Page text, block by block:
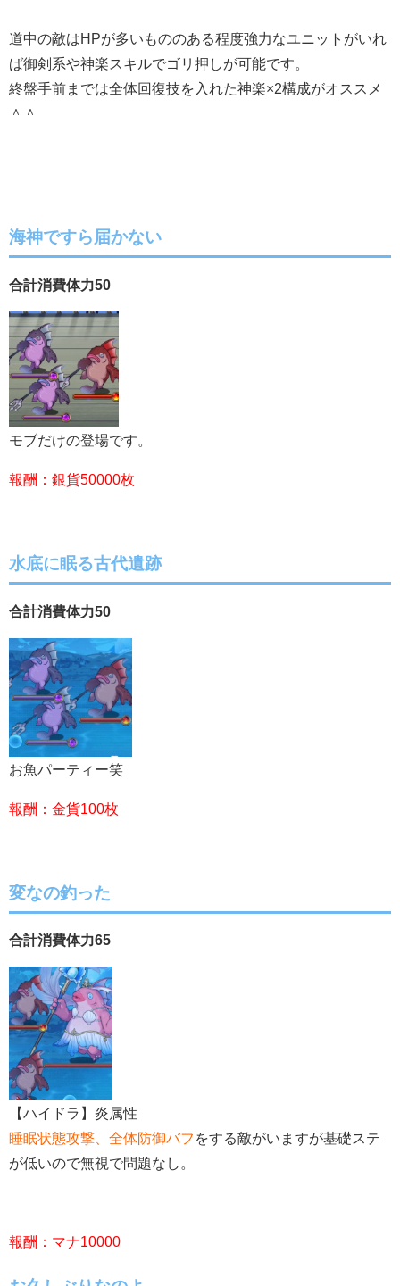
道中の敵はHPが多いもののある程度強力なユニットがいれ
ば御剣系や神楽スキルでゴリ押しが可能です。
終盤手前までは全体回復技を入れた神楽×2構成がオススメ
＾＾
海神ですら届かない
合計消費体力50
モブだけの登場です。
報酬：銀貨50000枚
水底に眠る古代遺跡
合計消費体力50
お魚パーティー笑
報酬：金貨100枚
変なの釣った
合計消費体力65
【ハイドラ】炎属性
睡眠状態攻撃、全体防御バフ をする敵がいますが基礎ステ
が低いので無視で問題なし。
報酬：マナ10000